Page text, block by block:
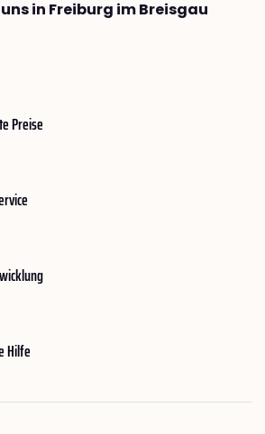
in Freiburg im Breisgau
Preise
Hilfe